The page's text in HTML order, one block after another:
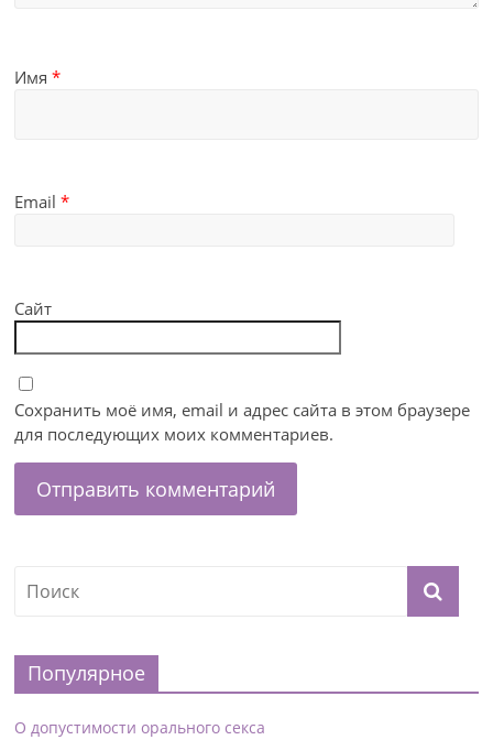
Имя*
Email*
Сайт
Сохранить моё имя, email и адрес сайта в этом браузере
для последующих моих комментариев.
Популярное
О допустимости орального секса